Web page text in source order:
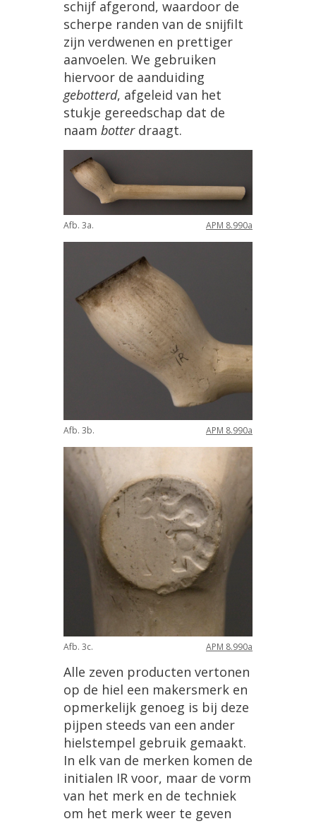
schijf afgerond, waardoor de
scherpe randen van de snijfilt
zijn verdwenen en prettiger
aanvoelen. We gebruiken
hiervoor de aanduiding
gebotterd, afgeleid van het
stukje gereedschap dat de
naam botter draagt.
Afb. 3a. APM 8.990a
Afb. 3b. APM 8.990a
Afb. 3c. APM 8.990a
Alle zeven producten vertonen
op de hiel een makersmerk en
opmerkelijk genoeg is bij deze
pijpen steeds van een ander
hielstempel gebruik gemaakt.
In elk van de merken komen de
initialen IR voor, maar de vorm
van het merk en de techniek
om het merk weer te geven